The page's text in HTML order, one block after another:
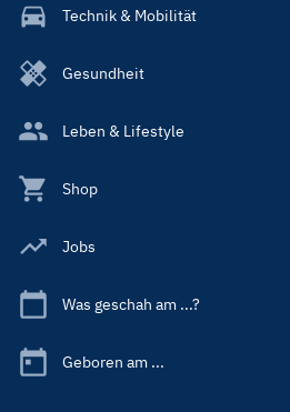
Technik & Mobilität
Gesundheit
Leben & Lifestyle
Shop
Jobs
Was geschah am ...?
Geboren am ...